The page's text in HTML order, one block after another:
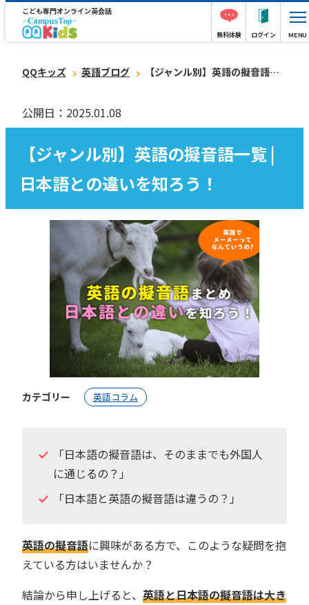
こども専門オンライン英会話
無料体験 ログイン MENU
QQキッズ 英語ブログ 【ジャンル別】英語の擬音語一覧 | 日本語との違いを知ろう！
公開日：2025.01.08
【ジャンル別】英語の擬音語一覧 |
日本語との違いを知ろう！
カテゴリー 英語コラム
「日本語の擬音語は、そのままでも外国人
に通じるの？」
「日本語と英語の擬音語は違うの？」
英語の擬音語に興味がある方で、このような疑問を抱
えている方はいませんか？
結論から申し上げると、 英語と日本語の擬音語は大き